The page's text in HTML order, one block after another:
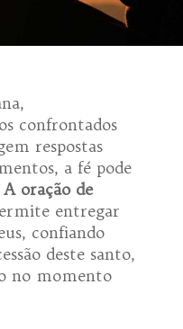
confrontados
respostas
a fé pode
A oração de
entregar
confiando
deste santo,
no momento